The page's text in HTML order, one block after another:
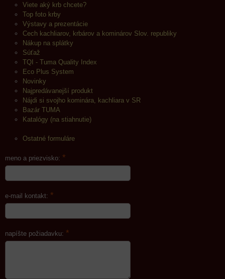
Viete aký krb chcete?
Top foto krby
Výstavy a prezentácie
Cech kachliarov, krbárov a kominárov Slov. republiky
Nákup na splátky
Súťaž
TQI - Tuma Quality Index
Eco Plus System
Novinky
Najpredávanejší produkt
Nájdi si svojho kominára, kachliara v SR
Bazár TUMA
Katalógy (na stiahnutie)
Ostatné formuláre
meno a priezvisko: *
e-mail kontakt: *
napíšte požiadavku: *